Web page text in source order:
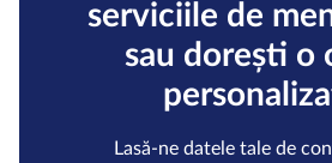
serviciile de
sau dorești o
Lasă-ne datele tale de